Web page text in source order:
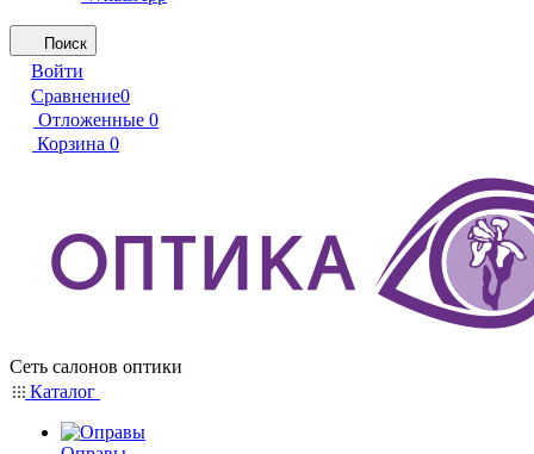
Поиск
Войти
Сравнение0
Отложенные 0
Корзина 0
Сеть салонов оптики
Каталог